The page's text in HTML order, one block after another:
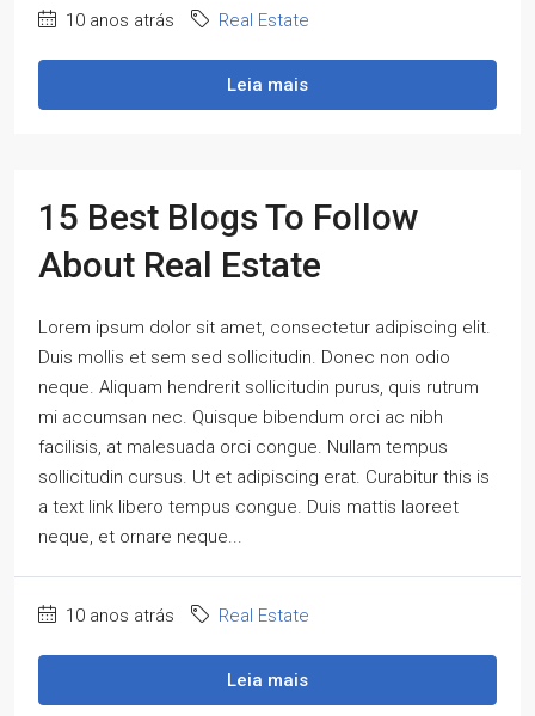
10 anos atrás Real Estate
Leia mais
15 Best Blogs To Follow
About Real Estate
Lorem ipsum dolor sit amet, consectetur adipiscing elit.
Duis mollis et sem sed sollicitudin. Donec non odio
neque. Aliquam hendrerit sollicitudin purus, quis rutrum
mi accumsan nec. Quisque bibendum orci ac nibh
facilisis, at malesuada orci congue. Nullam tempus
sollicitudin cursus. Ut et adipiscing erat. Curabitur this is
a text link libero tempus congue. Duis mattis laoreet
neque, et ornare neque...
10 anos atrás Real Estate
Leia mais